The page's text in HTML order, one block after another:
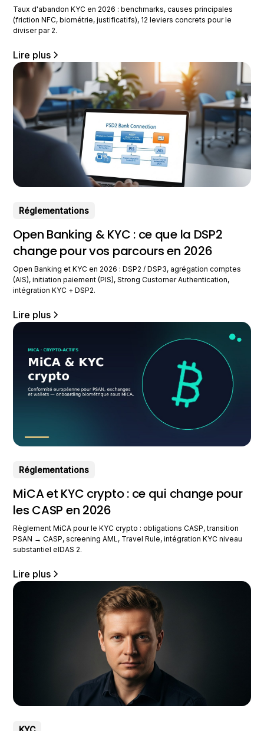
Taux d'abandon KYC en 2026 : benchmarks, causes principales
(friction NFC, biométrie, justificatifs), 12 leviers concrets pour le
diviser par 2.
Lire plus
Réglementations
Open Banking & KYC : ce que la DSP2
change pour vos parcours en 2026
Open Banking et KYC en 2026 : DSP2 / DSP3, agrégation comptes
(AIS), initiation paiement (PIS), Strong Customer Authentication,
intégration KYC + DSP2.
Lire plus
Réglementations
MiCA et KYC crypto : ce qui change pour
les CASP en 2026
Règlement MiCA pour le KYC crypto : obligations CASP, transition
PSAN → CASP, screening AML, Travel Rule, intégration KYC niveau
substantiel eIDAS 2.
Lire plus